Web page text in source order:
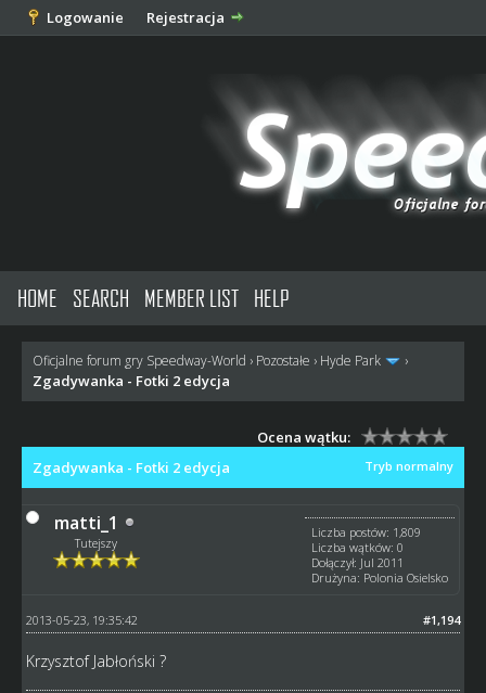
Logowanie Rejestracja
HOME SEARCH MEMBER LIST HELP
Oficjalne forum gry Speedway-World › Pozostałe › Hyde Park ›
Zgadywanka - Fotki 2 edycja
Ocena wątku:
Tryb normalny
Zgadywanka - Fotki 2 edycja
matti_1
Tutejszy
Liczba postów: 1,809
Liczba wątków: 0
Dołączył: Jul 2011
Drużyna: Polonia Osielsko
#1,194
2013-05-23, 19:35:42
Krzysztof Jabłoński ?